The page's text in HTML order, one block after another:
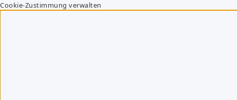
Cookie-Zustimmung verwalten